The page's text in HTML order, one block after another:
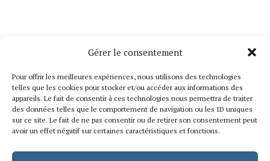
Gérer le consentement
Pour offrir les meilleures expériences, nous utilisons des technologies
telles que les cookies pour stocker et/ou accéder aux informations des
appareils. Le fait de consentir à ces technologies nous permettra de traiter
des données telles que le comportement de navigation ou les ID uniques
sur ce site. Le fait de ne pas consentir ou de retirer son consentement peut
avoir un effet négatif sur certaines caractéristiques et fonctions.
NEWSLETTER SIGNUP
Stay Tuned with Our Updates